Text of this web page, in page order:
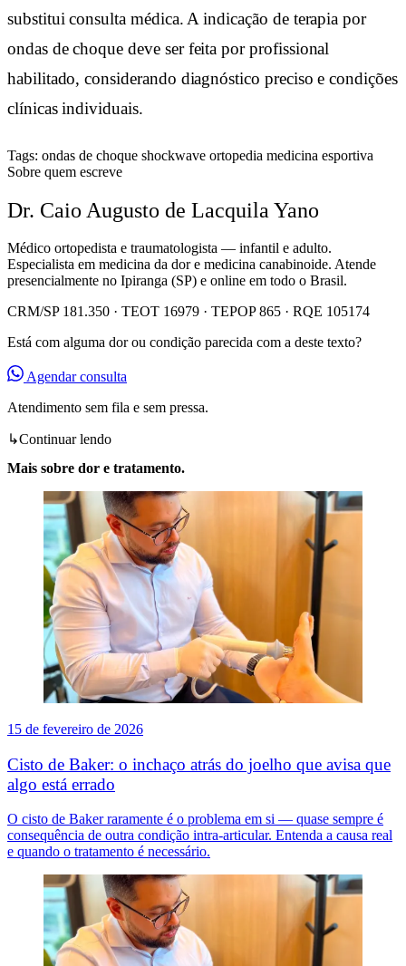
substitui consulta médica. A indicação de terapia por
ondas de choque deve ser feita por profissional
habilitado, considerando diagnóstico preciso e condições
clínicas individuais.
Tags: ondas de choque shockwave ortopedia medicina esportiva
Sobre quem escreve
Dr. Caio Augusto de Lacquila Yano
Médico ortopedista e traumatologista — infantil e adulto.
Especialista em medicina da dor e medicina canabinoide. Atende
presencialmente no Ipiranga (SP) e online em todo o Brasil.
CRM/SP 181.350 · TEOT 16979 · TEPOP 865 · RQE 105174
Está com alguma dor ou condição parecida com a deste texto?
Agendar consulta
Atendimento sem fila e sem pressa.
↳Continuar lendo
Mais sobre dor e tratamento.
15 de fevereiro de 2026
Cisto de Baker: o inchaço atrás do joelho que avisa que
algo está errado
O cisto de Baker raramente é o problema em si — quase sempre é
consequência de outra condição intra-articular. Entenda a causa real
e quando o tratamento é necessário.